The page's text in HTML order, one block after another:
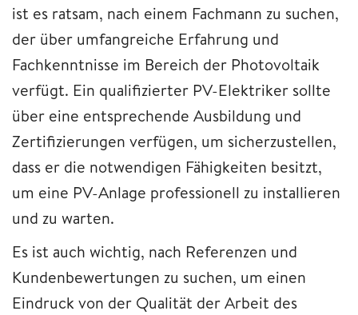
ist es ratsam, nach einem Fachmann zu suchen,
der über umfangreiche Erfahrung und
Fachkenntnisse im Bereich der Photovoltaik
verfügt. Ein qualifizierter PV-Elektriker sollte
über eine entsprechende Ausbildung und
Zertifizierungen verfügen, um sicherzustellen,
dass er die notwendigen Fähigkeiten besitzt,
um eine PV-Anlage professionell zu installieren
und zu warten.
Es ist auch wichtig, nach Referenzen und
Kundenbewertungen zu suchen, um einen
Eindruck von der Qualität der Arbeit des